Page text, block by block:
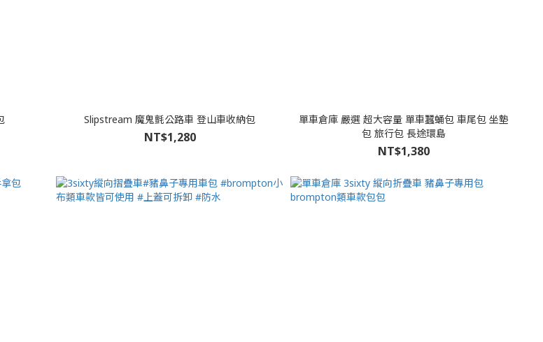
Slipstream 魔鬼氈公路車 登山車收納包
NT$1,280
單車倉庫 嚴選 超大容量 單車蠶蛹包 車尾包 坐墊
包 旅行包 長途環島
NT$1,380